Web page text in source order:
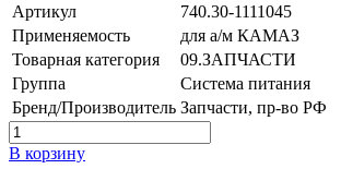
Артикул
740.30-1111045
Применяемость
для а/м КАМАЗ
Товарная категория
09.ЗАПЧАСТИ
Группа
Система питания
Бренд/Производитель Запчасти, пр-во РФ
В корзину